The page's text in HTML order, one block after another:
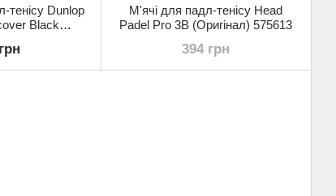
тенісу Dunlop
Black
М'ячі для падл-тенісу Head
Padel Pro 3B (Оригінал) 575613
394 грн